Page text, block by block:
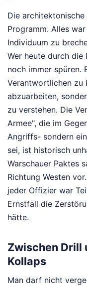
Die
Programm. Alles
Individuum zu
Wer heute durch die
noch immer spüren.
Verantwortlichen zu
abzuarbeiten,
zu verstehen. Die
Armee", die im
Angriffs- sondern
sei, ist historisch
Warschauer Paktes
Richtung Westen
jeder Offizier war
Ernstfall die
hätte.
Zwischen Drill
Kollaps
Man darf nicht